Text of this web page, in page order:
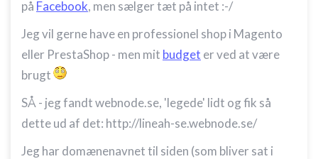
på Facebook, men sælger tæt på intet :-/
Jeg vil gerne have en professionel shop i Magento
eller PrestaShop - men mit budget er ved at være
brugt
SÅ - jeg fandt webnode.se, 'legede' lidt og fik så
dette ud af det: http://lineah-se.webnode.se/
Jeg har domænenavnet til siden (som bliver sat i